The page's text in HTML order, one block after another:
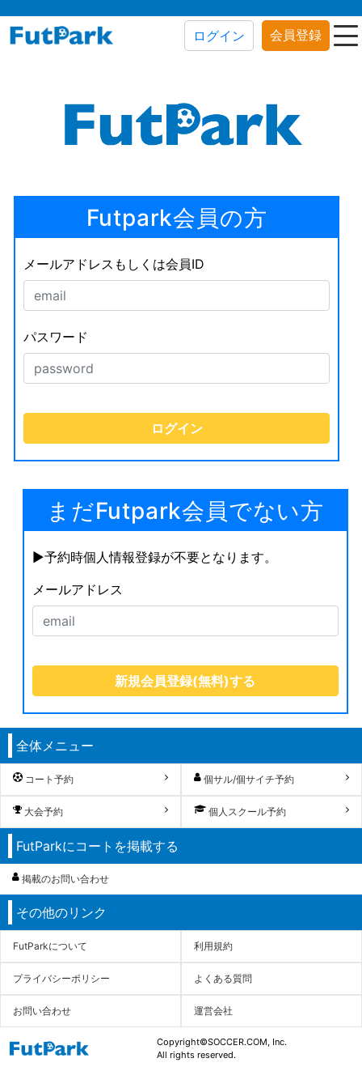
ログイン 会員登録
Futpark会員の方
メールアドレスもしくは会員ID
パスワード
まだFutpark会員でない方
▶︎予約時個人情報登録が不要となります。
メールアドレス
全体メニュー
コート予約 個サル/個サイチ予約
大会予約 個人スクール予約
FutParkにコートを掲載する
掲載のお問い合わせ
その他のリンク
FutParkについて 利用規約
プライバシーポリシー よくある質問
お問い合わせ 運営会社
Copyright©SOCCER.COM, Inc.
All rights reserved.